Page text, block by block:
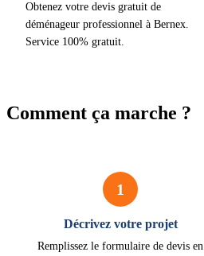
Obtenez votre devis gratuit de
déménageur professionnel à Bernex.
Service 100% gratuit.
Comment ça marche ?
1
Décrivez votre projet
Remplissez le formulaire de devis en